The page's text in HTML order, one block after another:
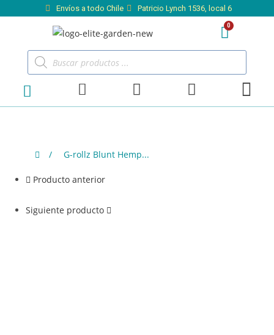
Envíos a todo Chile Patricio Lynch 1536, local 6
/ G-rollz Blunt Hemp...
Producto anterior
Siguiente producto